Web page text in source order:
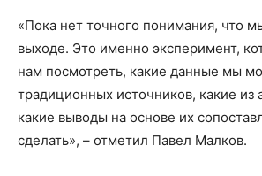
«Пока нет точного понимания, что
выходе. Это именно эксперимент,
нам посмотреть, какие данные мы
традиционных источников, какие из
какие выводы на основе их
сделать», – отметил Павел Малков.